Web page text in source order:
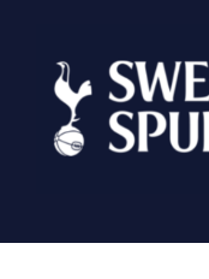
innehållet